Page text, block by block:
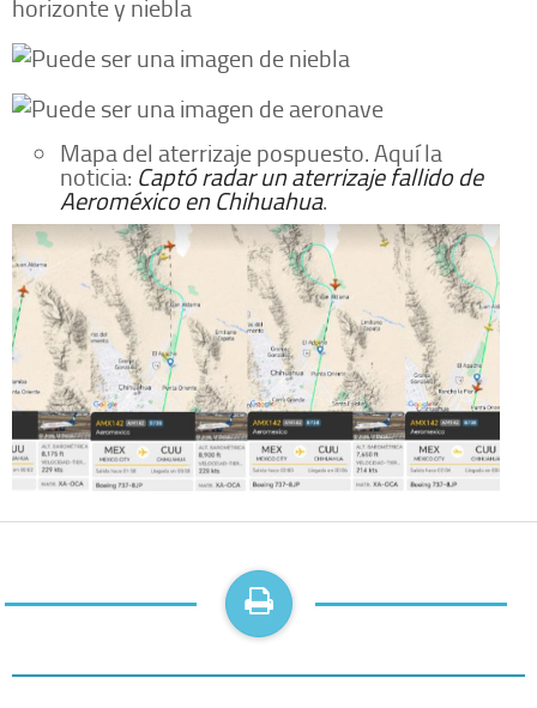
Mapa del aterrizaje pospuesto. Aquí la
noticia: Captó radar un aterrizaje fallido de
Aeroméxico en Chihuahua.